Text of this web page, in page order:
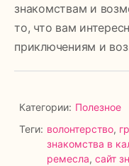
знакомствам и
то, что вам
приключениям и
Категории: Полезное
Теги: волонтерство,
знакомства в
ремесла, сайт